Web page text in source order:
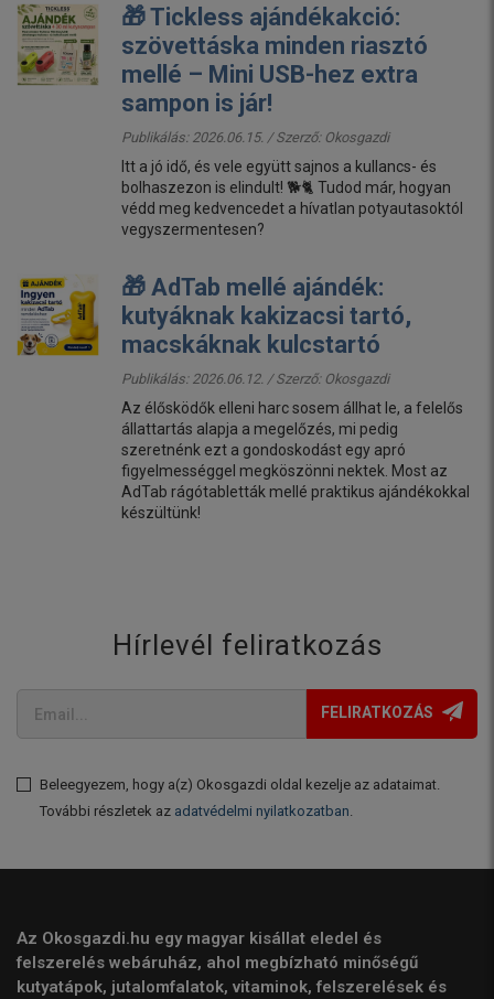
🎁 Tickless ajándékakció:
szövettáska minden riasztó
mellé – Mini USB-hez extra
sampon is jár!
Publikálás: 2026.06.15. / Szerző: Okosgazdi
Itt a jó idő, és vele együtt sajnos a kullancs- és
bolhaszezon is elindult! 🐕🐈 Tudod már, hogyan
védd meg kedvencedet a hívatlan potyautasoktól
vegyszermentesen?
🎁 AdTab mellé ajándék:
kutyáknak kakizacsi tartó,
macskáknak kulcstartó
Publikálás: 2026.06.12. / Szerző: Okosgazdi
Az élősködők elleni harc sosem állhat le, a felelős
állattartás alapja a megelőzés, mi pedig
szeretnénk ezt a gondoskodást egy apró
figyelmességgel megköszönni nektek. Most az
AdTab rágótabletták mellé praktikus ajándékokkal
készültünk!
Hírlevél feliratkozás
FELIRATKOZÁS
Beleegyezem, hogy a(z) Okosgazdi oldal kezelje az adataimat.
További részletek az adatvédelmi nyilatkozatban.
Az Okosgazdi.hu egy magyar kisállat eledel és
felszerelés webáruház, ahol megbízható minőségű
kutyatápok, jutalomfalatok, vitaminok, felszerelések és